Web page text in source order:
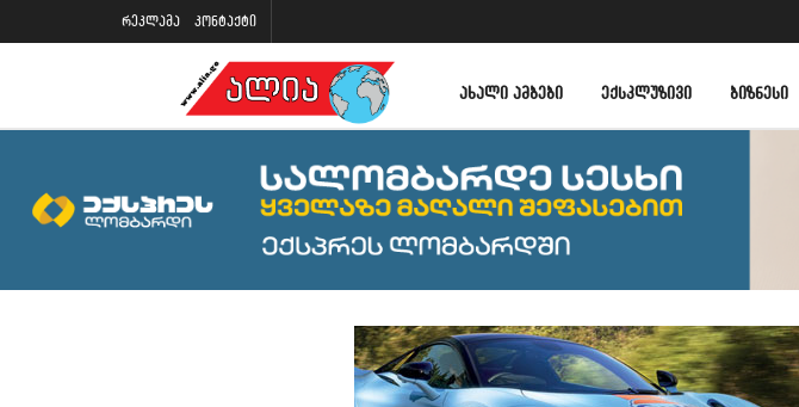
რეკლამა კონტაქტი
ᲐᲮᲐᲚᲘ ᲐᲛᲑᲔᲑᲘ ᲔᲥᲡᲙᲚᲣᲖᲘᲕᲘ ᲑᲘᲖᲜᲔᲡᲘ